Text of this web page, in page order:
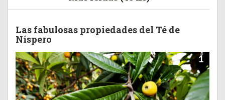
Las fabulosas propiedades del Té de
Níspero
1